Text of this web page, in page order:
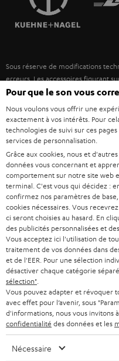
ULTIMA
FANSHOP
NOUVEAUTÉS
MANAGEMENT
VALEURS
ACCESSIBILITÉ
POLOGNE
ITALIE
USA
AUTRES PAYS
Sous réserve de modifications
erreurs. Les accessoires figurant
livraison. D’éventuels frais
©2026 Lautsprecher Teufel GmbH
Mentions légales CGV
Politique
Paramètres de confidentialité
Pour que le son vous
Nous voulons vous offrir une
exactement à vos intérêts. Pour
technologies de suivi sur ces
services de personnalisation.
Grâce aux cookies, nous et
données vous concernant et
comportement sur notre site web
terminal. C'est vous qui décidez :
confirmez nos paramètres de
cookies nécessaires. Vous
ci seront choisies au hasard. En
des publicités personnalisées et
Vous acceptez ici l'utilisation de
traitement de vos données dans
et de l'EER. Pour une sélection
désactiver chaque catégorie
sélection"
Vous pouvez adapter et révoquer
avec effet pour l’avenir, sous
d'informations, nous vous invitons
confidentialité des données et les
Nécessaire